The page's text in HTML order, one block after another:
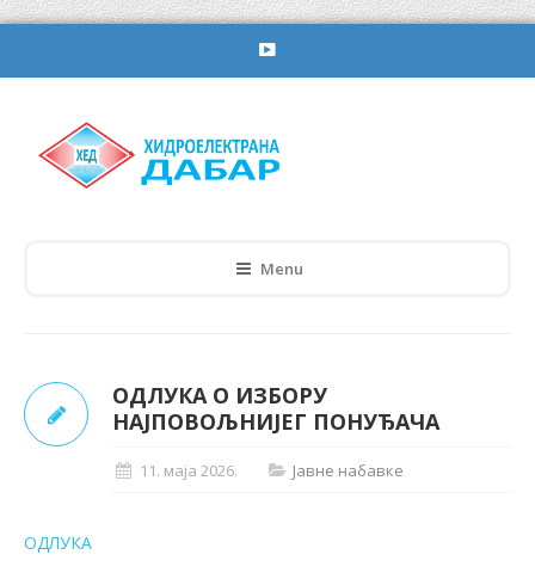
Menu
ОДЛУКА О ИЗБОРУ
НАЈПОВОЉНИЈЕГ ПОНУЂАЧА
11. маја 2026. Јавне набавке
ОДЛУКА